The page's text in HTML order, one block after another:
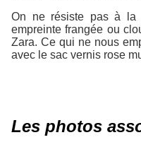
On ne résiste pas à la
empreinte frangée ou
Zara. Ce qui ne nous
avec le sac vernis rose
Les photos